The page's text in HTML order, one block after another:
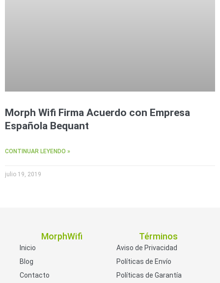
Morph Wifi Firma Acuerdo con Empresa
Española Bequant
CONTINUAR LEYENDO »
julio 19, 2019
MorphWifi
Inicio
Blog
Contacto
Términos
Aviso de Privacidad
Políticas de Envío
Políticas de Garantía